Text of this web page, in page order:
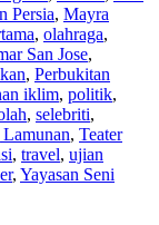
Persia, Mayra
, olahraga,
San Jose,
, Perbukitan
iklim, politik,
, selebriti,
, Teater
, travel, ujian
, Yayasan Seni